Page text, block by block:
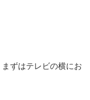
ずはテレビの横にお